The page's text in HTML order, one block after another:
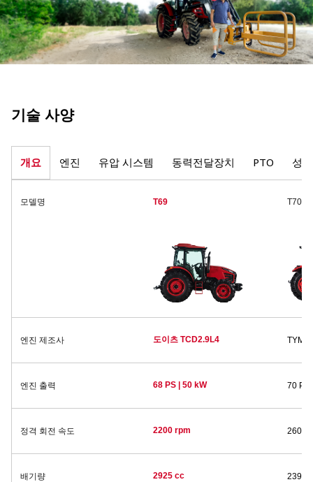
기술 사양
개요 엔진 유압 시스템 동력전달장치 PTO 성능
모델명 T69 T70
엔진 제조사 도이츠 TCD2.9L4 TYM
엔진 출력 68 PS | 50 kW 70 PS
정격 회전 속도 2200 rpm 2600
배기량 2925 cc 2392